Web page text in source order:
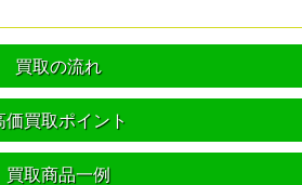
買取の流れ
価買取ポイント
買取商品一例